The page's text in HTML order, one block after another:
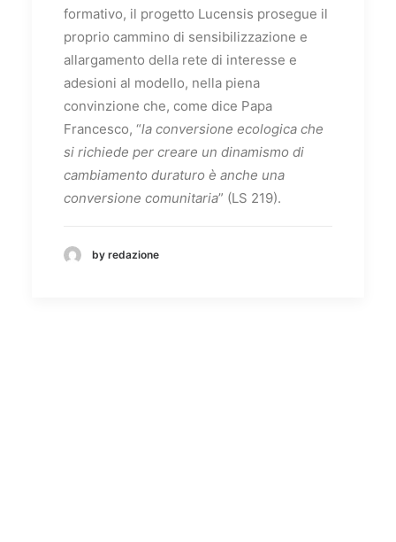
formativo, il progetto Lucensis prosegue il
proprio cammino di sensibilizzazione e
allargamento della rete di interesse e
adesioni al modello, nella piena
convinzione che, come dice Papa
Francesco, “la conversione ecologica che
si richiede per creare un dinamismo di
cambiamento duraturo è anche una
conversione comunitaria” (LS 219).
by redazione